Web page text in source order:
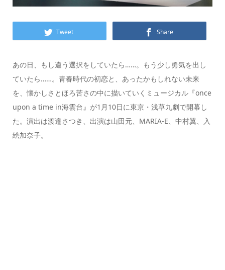
Tweet Share
あの日、もし違う選択をしていたら……。もう少し勇気を出し
ていたら……。青春時代の初恋と、あったかもしれない未来
を、懐かしさとほろ苦さの中に描いていくミュージカル『once
upon a time in海雲台』が1月10日に東京・浅草九劇で開幕し
た。演出は渡邉さつき、出演は山田元、MARIA-E、中村翼、入
絵加奈子。